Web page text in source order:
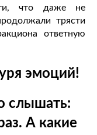
что даже не
трясти
ответную
эмоций!
слышать:
А какие